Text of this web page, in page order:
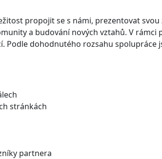
propojit se s námi, prezentovat
a budování nových vztahů. V
Podle dohodnutého rozsahu
stránkách
partnera